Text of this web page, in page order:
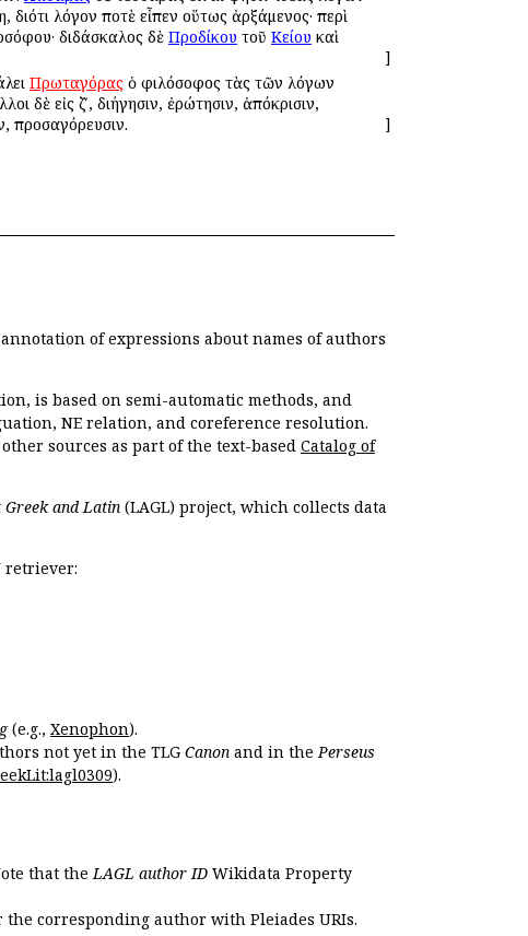
διότι λόγον ποτὲ εἶπεν οὕτως ἀρξάμενος· περὶ
διδάσκαλος δὲ Προδίκου τοῦ Κείου καὶ
]
Πρωταγόρας ὁ φιλόσοφος τὰς τῶν λόγων
δὲ εἰς ζʹ, διήγησιν, ἐρώτησιν, ἀπόκρισιν,
προσαγόρευσιν. ]
of expressions about names of authors
is based on semi-automatic methods, and
NE relation, and coreference resolution.
sources as part of the text-based Catalog of
and Latin (LAGL) project, which collects data
retriever:
(e.g., Xenophon).
not yet in the TLG Canon and in the Perseus
).
that theLAGL author ID Wikidata Property
the corresponding author with Pleiades URIs.